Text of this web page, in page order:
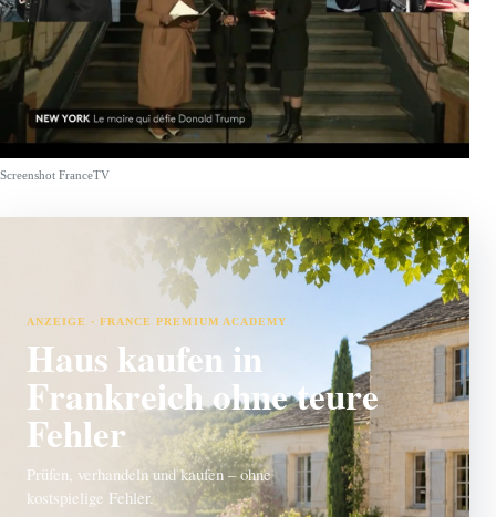
Screenshot FranceTV
ANZEIGE · FRANCE PREMIUM ACADEMY
Haus kaufen in
Frankreich ohne teure
Fehler
Prüfen, verhandeln und kaufen – ohne
kostspielige Fehler.